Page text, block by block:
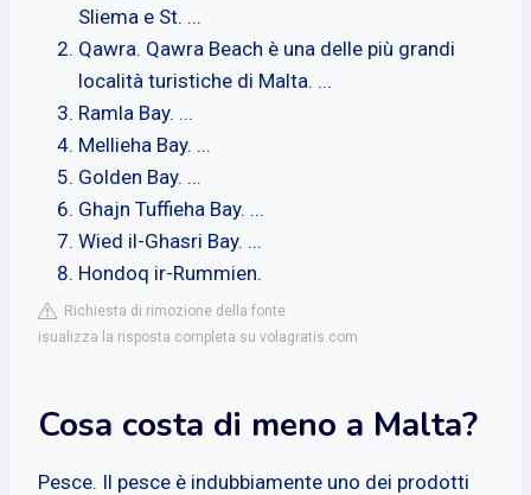
Sliema e St. ...
Qawra. Qawra Beach è una delle più grandi
località turistiche di Malta. ...
Ramla Bay. ...
Mellieha Bay. ...
Golden Bay. ...
Ghajn Tuffieha Bay. ...
Wied il-Ghasri Bay. ...
Hondoq ir-Rummien.
Richiesta di rimozione della fonte
isualizza la risposta completa su volagratis.com
Cosa costa di meno a Malta?
Pesce. Il pesce è indubbiamente uno dei prodotti